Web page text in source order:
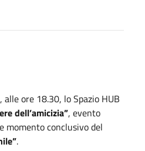
alle ore 18.30, loSpazio HUB
dell’amicizia”, evento
momento conclusivo del
.